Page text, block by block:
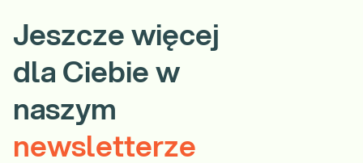
Jeszcze więcej
dla Ciebie w
naszym
newsletterze